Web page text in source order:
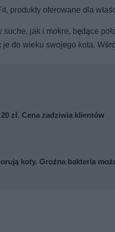
produkty oferowane dla
jak i mokre, będące
do wieku swojego kota.
zł. Cena zadziwia klientów
koty. Groźna bakteria